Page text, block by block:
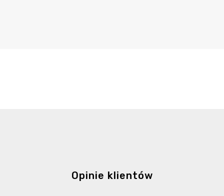
Opinie klientów